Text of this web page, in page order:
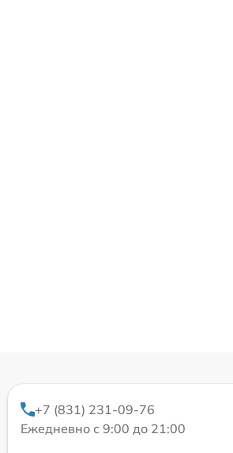
+7 (831) 231-09-76
Ежедневно с 9:00 до 21:00